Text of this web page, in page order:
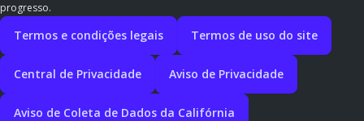
progresso.
Termos e condições legais Termos de uso do site
Central de Privacidade Aviso de Privacidade
Aviso de Coleta de Dados da Califórnia